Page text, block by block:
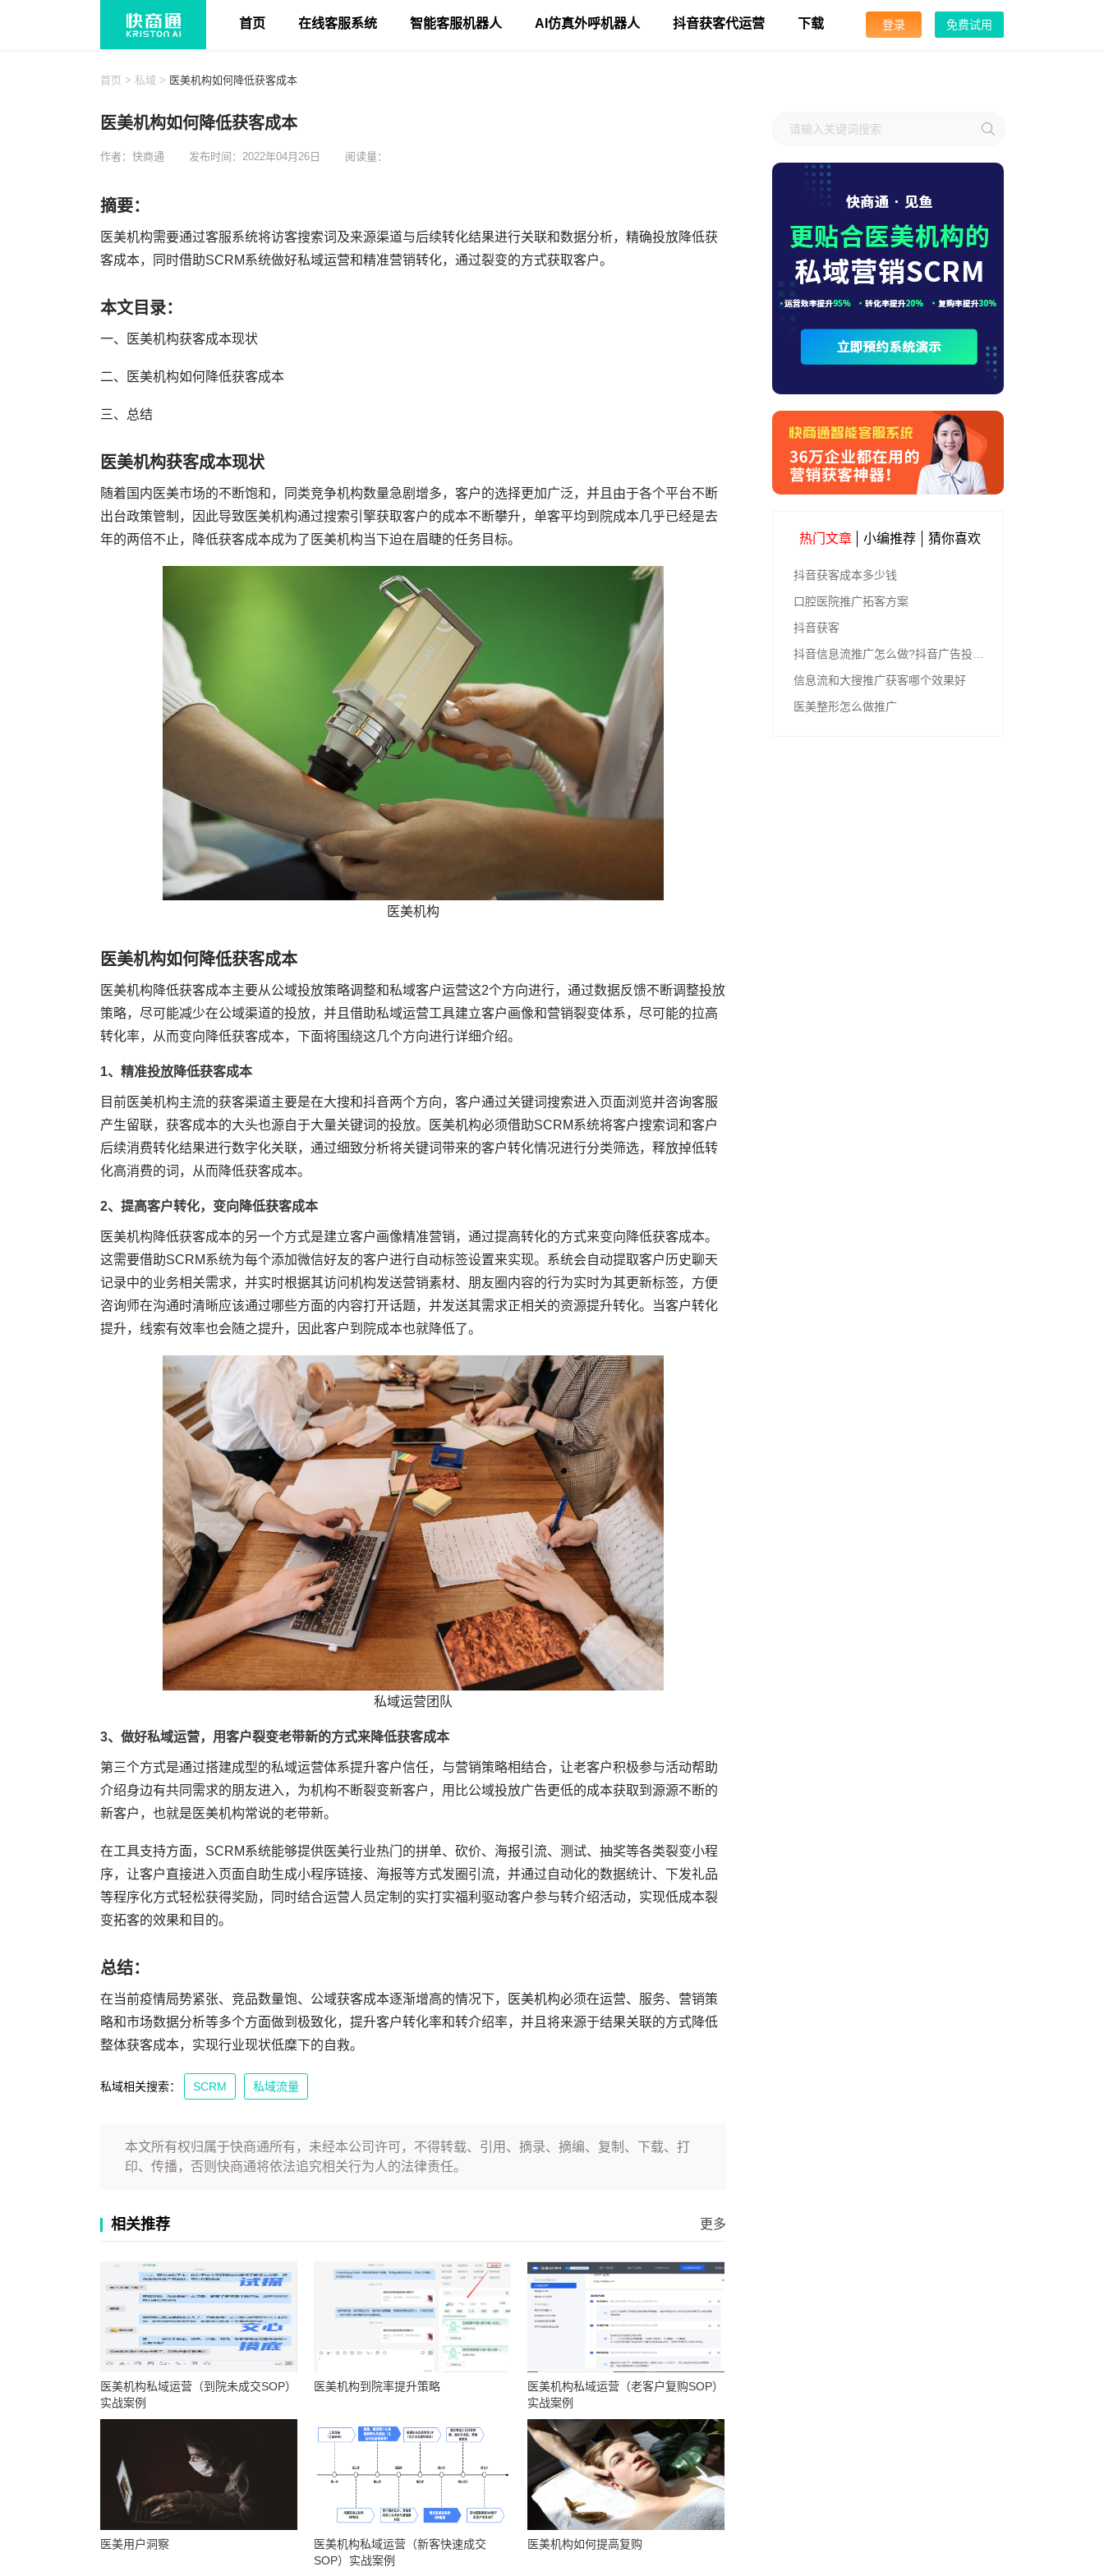
首页 在线客服系统 智能客服机器人 AI仿真外呼机器人 抖音获客代运营 下载 登录 免费试用
首页 > 私域 > 医美机构如何降低获客成本
医美机构如何降低获客成本
作者：快商通 发布时间：2022年04月26日 阅读量：
摘要：
医美机构需要通过客服系统将访客搜索词及来源渠道与后续转化结果进行关联和数据分析，精确投放降低获
客成本，同时借助SCRM系统做好私域运营和精准营销转化，通过裂变的方式获取客户。
本文目录：
一、医美机构获客成本现状
二、医美机构如何降低获客成本
三、总结
医美机构获客成本现状
随着国内医美市场的不断饱和，同类竞争机构数量急剧增多，客户的选择更加广泛，并且由于各个平台不断
出台政策管制，因此导致医美机构通过搜索引擎获取客户的成本不断攀升，单客平均到院成本几乎已经是去
年的两倍不止，降低获客成本成为了医美机构当下迫在眉睫的任务目标。
医美机构
医美机构如何降低获客成本
医美机构降低获客成本主要从公域投放策略调整和私域客户运营这2个方向进行，通过数据反馈不断调整投放
策略，尽可能减少在公域渠道的投放，并且借助私域运营工具建立客户画像和营销裂变体系，尽可能的拉高
转化率，从而变向降低获客成本，下面将围绕这几个方向进行详细介绍。
1、精准投放降低获客成本
目前医美机构主流的获客渠道主要是在大搜和抖音两个方向，客户通过关键词搜索进入页面浏览并咨询客服
产生留联，获客成本的大头也源自于大量关键词的投放。医美机构必须借助SCRM系统将客户搜索词和客户
后续消费转化结果进行数字化关联，通过细致分析将关键词带来的客户转化情况进行分类筛选，释放掉低转
化高消费的词，从而降低获客成本。
2、提高客户转化，变向降低获客成本
医美机构降低获客成本的另一个方式是建立客户画像精准营销，通过提高转化的方式来变向降低获客成本。
这需要借助SCRM系统为每个添加微信好友的客户进行自动标签设置来实现。系统会自动提取客户历史聊天
记录中的业务相关需求，并实时根据其访问机构发送营销素材、朋友圈内容的行为实时为其更新标签，方便
咨询师在沟通时清晰应该通过哪些方面的内容打开话题，并发送其需求正相关的资源提升转化。当客户转化
提升，线索有效率也会随之提升，因此客户到院成本也就降低了。
私域运营团队
3、做好私域运营，用客户裂变老带新的方式来降低获客成本
第三个方式是通过搭建成型的私域运营体系提升客户信任，与营销策略相结合，让老客户积极参与活动帮助
介绍身边有共同需求的朋友进入，为机构不断裂变新客户，用比公域投放广告更低的成本获取到源源不断的
新客户，也就是医美机构常说的老带新。
在工具支持方面，SCRM系统能够提供医美行业热门的拼单、砍价、海报引流、测试、抽奖等各类裂变小程
序，让客户直接进入页面自助生成小程序链接、海报等方式发圈引流，并通过自动化的数据统计、下发礼品
等程序化方式轻松获得奖励，同时结合运营人员定制的实打实福利驱动客户参与转介绍活动，实现低成本裂
变拓客的效果和目的。
总结：
在当前疫情局势紧张、竞品数量饱、公域获客成本逐渐增高的情况下，医美机构必须在运营、服务、营销策
略和市场数据分析等多个方面做到极致化，提升客户转化率和转介绍率，并且将来源于结果关联的方式降低
整体获客成本，实现行业现状低糜下的自救。
私域相关搜索： SCRM 私域流量
本文所有权归属于快商通所有，未经本公司许可，不得转载、引用、摘录、摘编、复制、下载、打
印、传播，否则快商通将依法追究相关行为人的法律责任。
相关推荐 更多
医美机构私域运营（到院未成交SOP）
实战案例
医美机构到院率提升策略
医美机构私域运营（老客户复购SOP）
实战案例
医美用户洞察
医美机构私域运营（新客快速成交
SOP）实战案例
医美机构如何提高复购
热门文章 小编推荐 猜你喜欢
抖音获客成本多少钱
口腔医院推广拓客方案
抖音获客
信息流和大搜推广获客哪个效果好
医美整形怎么做推广